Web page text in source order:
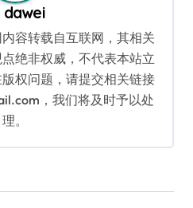
dawei
内容转载自互联网，其相关
绝非权威，不代表本站立
权问题，请提交相关链接
，我们将及时予以处
理。